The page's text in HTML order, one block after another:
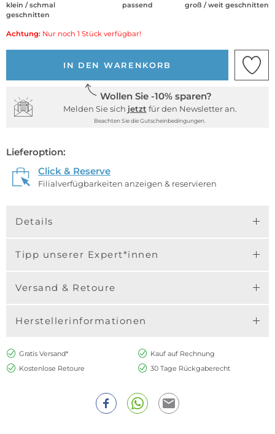
klein / schmal
geschnitten
passend groß / weit geschnitten
Achtung: Nur noch 1 Stück verfügbar!
IN DEN WARENKORB
Wollen Sie -10% sparen?
Melden Sie sich jetzt für den Newsletter an.
Beachten Sie die Gutscheinbedingungen.
Lieferoption:
Click & Reserve
Filialverfügbarkeiten anzeigen & reservieren
Details
Tipp unserer Expert*innen
Versand & Retoure
Herstellerinformationen
Gratis Versand*
Kauf auf Rechnung
Kostenlose Retoure
30 Tage Rückgaberecht